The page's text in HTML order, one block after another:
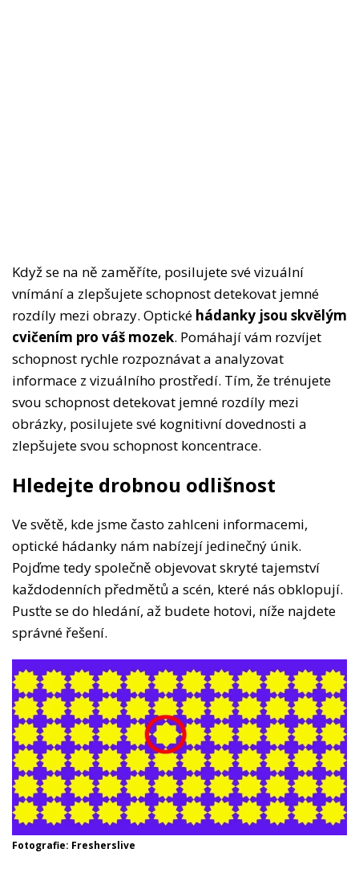
Když se na ně zaměříte, posilujete své vizuální
vnímání a zlepšujete schopnost detekovat jemné
rozdíly mezi obrazy. Optické hádanky jsou skvělým
cvičením pro váš mozek. Pomáhají vám rozvíjet
schopnost rychle rozpoznávat a analyzovat
informace z vizuálního prostředí. Tím, že trénujete
svou schopnost detekovat jemné rozdíly mezi
obrázky, posilujete své kognitivní dovednosti a
zlepšujete svou schopnost koncentrace.
Hledejte drobnou odlišnost
Ve světě, kde jsme často zahlceni informacemi,
optické hádanky nám nabízejí jedinečný únik.
Pojďme tedy společně objevovat skryté tajemství
každodenních předmětů a scén, které nás obklopují.
Pusťte se do hledání, až budete hotovi, níže najdete
správné řešení.
Fotografie: Fresherslive